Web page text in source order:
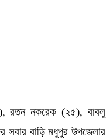
রতন নকরেক (২৫), বাবলু
সবার বাড়ি মধুপুর উপজেলার